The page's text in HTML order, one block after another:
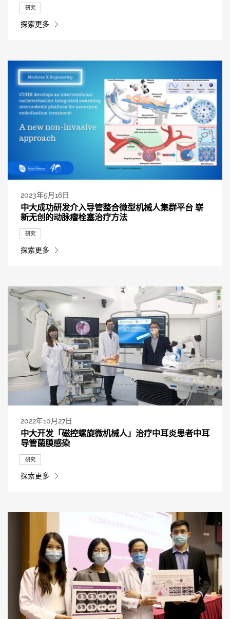
研究
探索更多
2023年5月16日
中大成功研发介入导管整合微型机械人集群平台 崭
新无创的动脉瘤栓塞治疗方法
研究
探索更多
2022年10月27日
中大开发「磁控螺旋微机械人」治疗中耳炎患者中耳
导管菌膜感染
研究
探索更多